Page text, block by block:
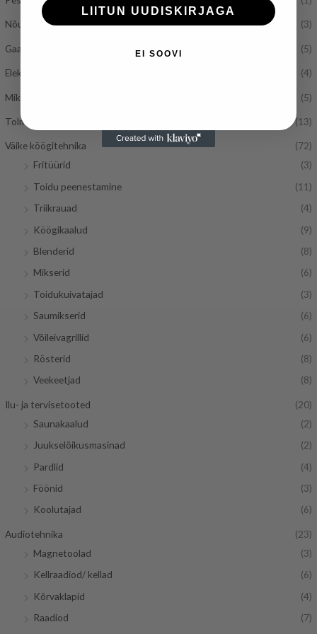
Nõudepesumasinad (3)
Gaasipliidid (5)
Elektripliidid (4)
Mikrolaineahjud (5)
Tolmuimejad (13)
Väike köögitehnika
(72)
Fritüürid
(3)
Toidu peenestamine
(11)
Triikrauad
(4)
Köögikaalud
(9)
Blenderid
(8)
Mikserid
(6)
Toidukuivatajad
(3)
Saumikserid
(6)
Võileivagrillid
(6)
Rösterid
(8)
Veekeetjad
(8)
Ilu- ja tervisetooted
(20)
Saunakaalud
(2)
Juukselõikusmasinad
(2)
Pardlid
(4)
Föönid
(3)
Koolutajad
(6)
Audiotehnika
(23)
Magnetoolad
(3)
Kellraadiod/ kellad
(6)
Kõrvaklapid
(4)
Raadiod
(7)
LIITUN UUDISKIRJAGA
EI SOOVI